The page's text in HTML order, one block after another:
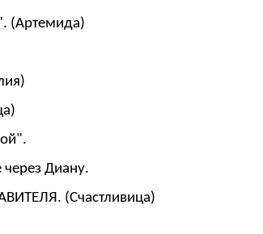
(Артемида)
через Диану.
(Счастливица)